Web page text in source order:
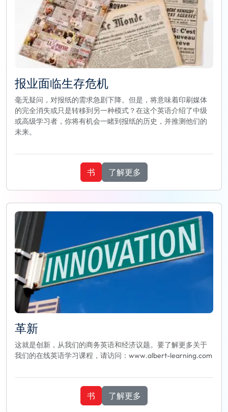
报业面临生存危机
毫无疑问，对报纸的需求急剧下降。但是，将意味着印刷媒体
的完全消失或只是转移到另一种模式？在这个英语介绍了中级
或高级学习者，你将有机会一睹到报纸的历史，并推测他们的
未来。
书 了解更多
革新
这就是创新，从我们的商务英语和经济议题。要了解更多关于
我们的在线英语学习课程，请访问：www.albert-learning.com
书 了解更多